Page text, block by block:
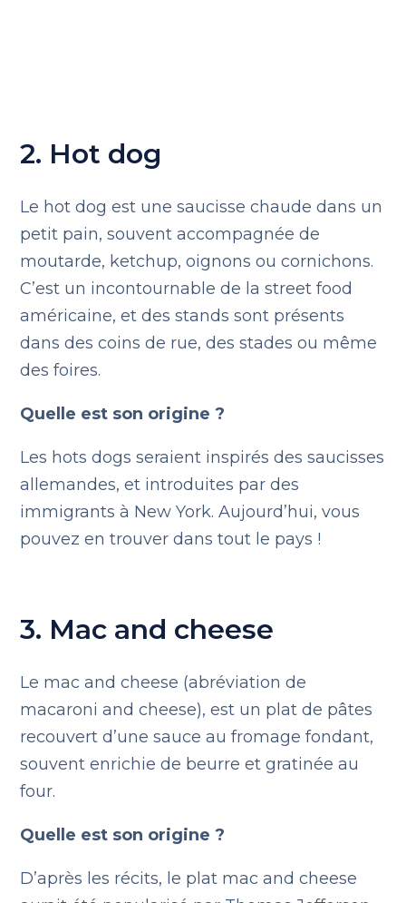
2. Hot dog
Le hot dog est une saucisse chaude dans un
petit pain, souvent accompagnée de
moutarde, ketchup, oignons ou cornichons.
C’est un incontournable de la street food
américaine, et des stands sont présents
dans des coins de rue, des stades ou même
des foires.
Quelle est son origine ?
Les hots dogs seraient inspirés des saucisses
allemandes, et introduites par des
immigrants à New York. Aujourd’hui, vous
pouvez en trouver dans tout le pays !
3. Mac and cheese
Le mac and cheese (abréviation de
macaroni and cheese), est un plat de pâtes
recouvert d’une sauce au fromage fondant,
souvent enrichie de beurre et gratinée au
four.
Quelle est son origine ?
D’après les récits, le plat mac and cheese